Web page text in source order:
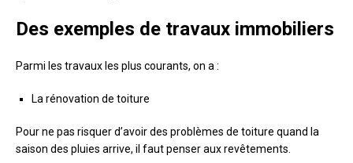
Des exemples de travaux immobiliers
Parmi les travaux les plus courants, on a :
La rénovation de toiture
Pour ne pas risquer d’avoir des problèmes de toiture quand la
saison des pluies arrive, il faut penser aux revêtements.